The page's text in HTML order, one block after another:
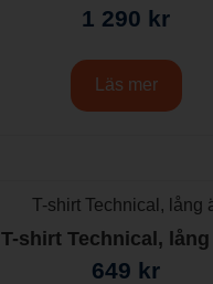
1 290 kr
Läs mer
T-shirt Technical, lång
649 kr